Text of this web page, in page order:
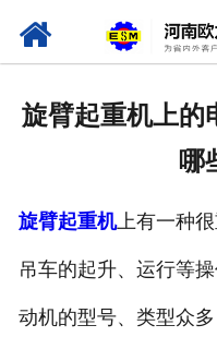
旋臂起重机上的
哪
旋臂起重机上有一种
吊车的起升、运行等
动机的型号、类型众